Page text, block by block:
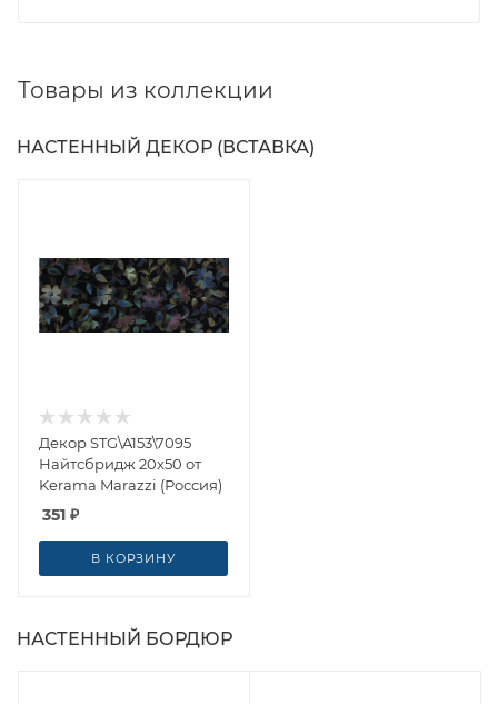
Товары из коллекции
НАСТЕННЫЙ ДЕКОР (ВСТАВКА)
Декор STG\A153\7095
Найтсбридж 20x50 от
Kerama Marazzi (Россия)
351 ₽
В КОРЗИНУ
НАСТЕННЫЙ БОРДЮР